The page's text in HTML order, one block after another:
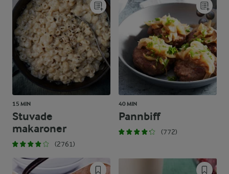
15 MIN
Stuvade
makaroner
(2761)
40 MIN
Pannbiff
(772)